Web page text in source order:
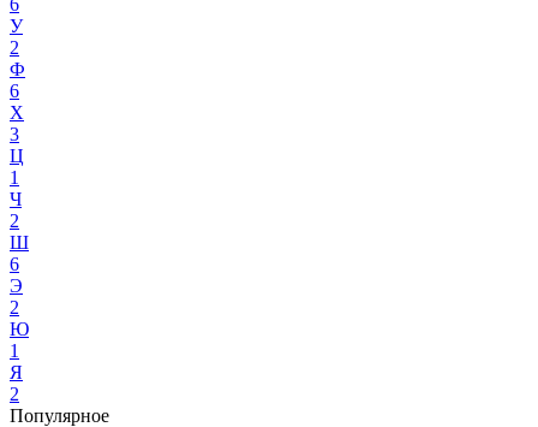
6
У
2
Ф
6
Х
3
Ц
1
Ч
2
Ш
6
Э
2
Ю
1
Я
2
Популярное